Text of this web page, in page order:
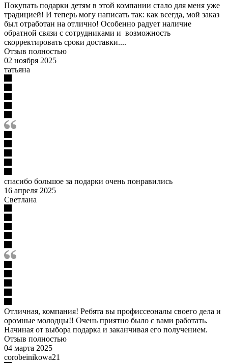
Покупать подарки детям в этой компании стало для меня уже
традицией! И теперь могу написать так: как всегда, мой заказ
был отработан на отлично! Особенно радует наличие
обратной связи с сотрудниками и возможность
скорректировать сроки доставки....
Отзыв полностью
02 ноября 2025
татьяна
спасибо большое за подарки очень понравились
16 апреля 2025
Светлана
Отличная, компания! Ребята вы профиссеоналы своего дела и
оромные молодцы!! Очень приятно было с вами работать.
Начиная от выбора подарка и заканчивая его получением.
Отзыв полностью
04 марта 2025
corobeinikowa21